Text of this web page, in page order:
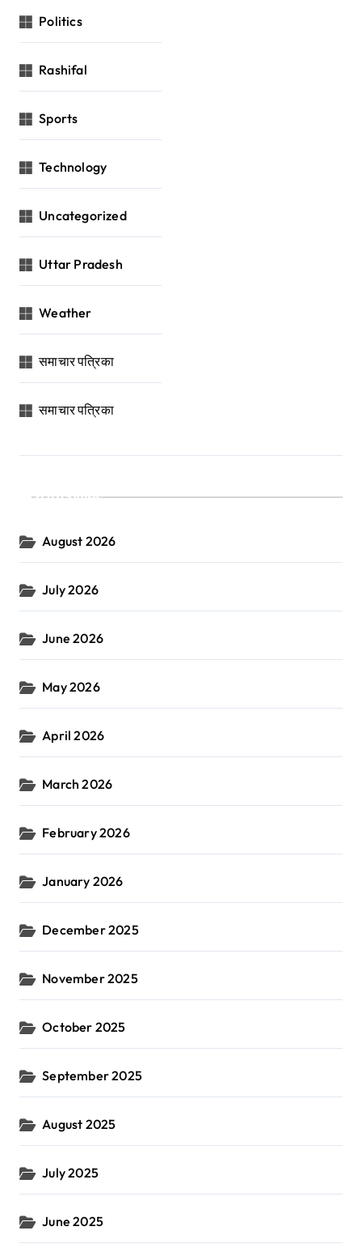
Politics
Rashifal
Sports
Technology
Uncategorized
Uttar Pradesh
Weather
समाचार पत्रिका
समाचार पत्रिका
Archives
August 2026
July 2026
June 2026
May 2026
April 2026
March 2026
February 2026
January 2026
December 2025
November 2025
October 2025
September 2025
August 2025
July 2025
June 2025